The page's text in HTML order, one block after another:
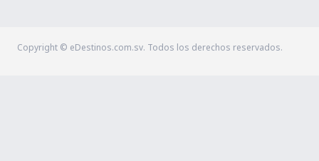
Copyright © eDestinos.com.sv. Todos los derechos reservados.